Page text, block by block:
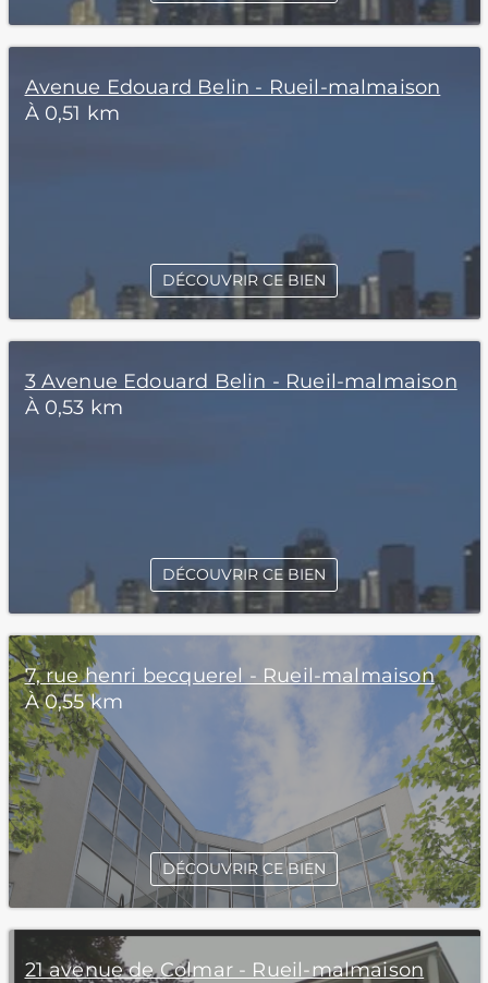
Avenue Edouard Belin - Rueil-malmaison
À 0,51 km
DÉCOUVRIR CE BIEN
3 Avenue Edouard Belin - Rueil-malmaison
À 0,53 km
DÉCOUVRIR CE BIEN
7, rue henri becquerel - Rueil-malmaison
À 0,55 km
DÉCOUVRIR CE BIEN
21 avenue de Colmar - Rueil-malmaison